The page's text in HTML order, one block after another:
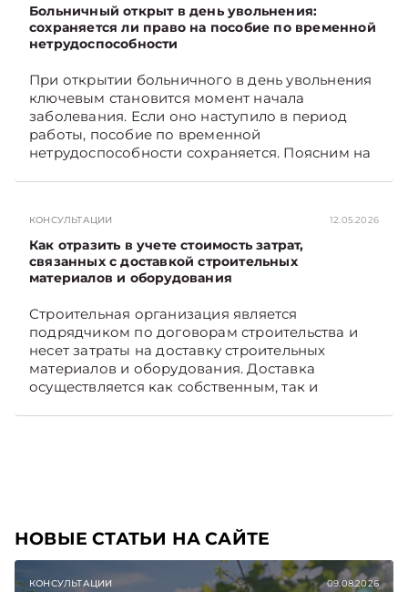
мест общего пользования, в частности –
контрольно-­пропускного пункта? Рассмотрим
порядок их распределения. Подписывайтесь
экономике Беларуси — раньше, чем в новостях
TelegramViber
Больничный открыт в день увольнения:
сохраняется ли право на пособие по временной
нетрудоспособности
При открытии больничного в день увольнения
ключевым становится момент начала
заболевания. Если оно наступило в период
работы, пособие по временной
нетрудоспособности сохраняется. Поясним на
КОНСУЛЬТАЦИИ 12.05.2026
Как отразить в учете стоимость затрат,
связанных с доставкой строительных
материалов и оборудования
Строительная организация является
подрядчиком по договорам строительства и
несет затраты на доставку строительных
материалов и оборудования. Доставка
осуществляется как собственным, так и
НОВЫЕ СТАТЬИ НА САЙТЕ
КОНСУЛЬТАЦИИ 09.08.2026